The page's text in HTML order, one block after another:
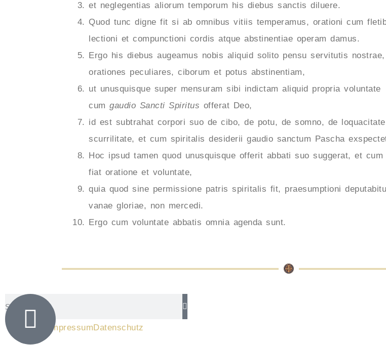
et neglegentias aliorum temporum his diebus sanctis diluere.
Quod tunc digne fit si ab omnibus vitiis temperamus, orationi cum
lectioni et compunctioni cordis atque abstinentiae operam damus.
Ergo his diebus augeamus nobis aliquid solito pensu servitutis nostrae,
orationes peculiares, ciborum et potus abstinentiam,
ut unusquisque super mensuram sibi indictam aliquid propria voluntate
cum gaudio Sancti Spiritus offerat Deo,
id est subtrahat corpori suo de cibo, de potu, de somno, de
scurrilitate, et cum spiritalis desiderii gaudio sanctum Pascha
Hoc ipsud tamen quod unusquisque offerit abbati suo suggerat, et cum
fiat oratione et voluntate,
quia quod sine permissione patris spiritalis fit, praesumptioni
vanae gloriae, non mercedi.
Ergo cum voluntate abbatis omnia agenda sunt.
ImpressumDatenschutz